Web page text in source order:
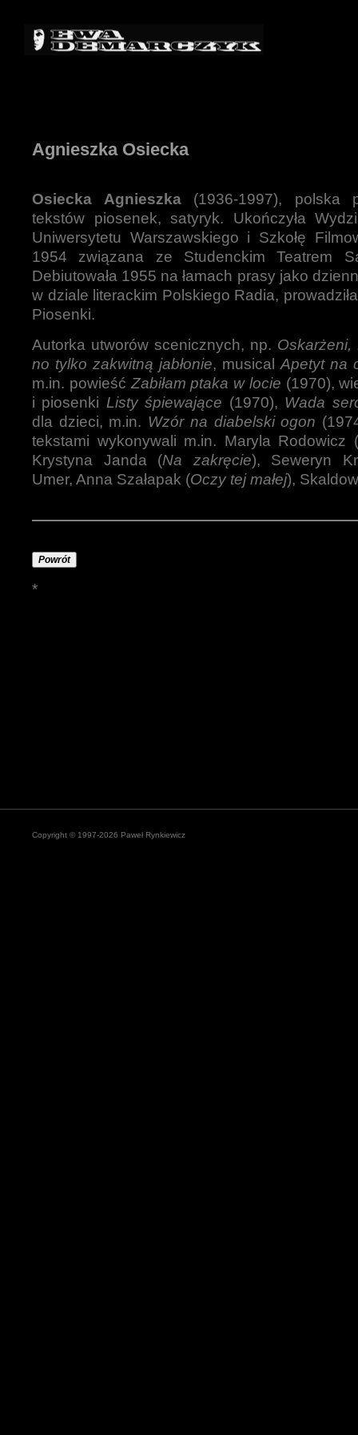
Agnieszka Osiecka
Osiecka Agnieszka(1936-1997), polska
tekstów piosenek, satyryk. Ukończyła
Uniwersytetu Warszawskiego i Szkołę
1954 związana ze Studenckim Teatrem
Debiutowała 1955 na łamach prasy jako
w dziale literackim Polskiego Radia,
Piosenki.
Autorka utworów scenicznych, np. Oskarżeni,
no tylko zakwitną jabłonie, musical Apetyt na
m.in. powieść Zabiłam ptaka w locie (1970),
i piosenki Listy śpiewające (1970), Wada
dla dzieci, m.in. Wzór na diabelski ogon
tekstami wykonywali m.in. Maryla Rodowicz (
Krystyna Janda (Na zakręcie), Seweryn
Umer, Anna Szałapak (Oczy tej małej),
Powrót
*
Copyright © 1997-2026 Paweł Rynkiewicz